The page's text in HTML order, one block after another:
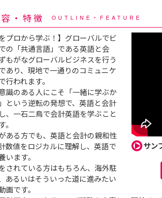
・特徴 OUTLINE・FEATURE
サン
プロから学ぶ！】グローバルでビ
の「共通言語」である英語と会
もがなグローバルビジネスを行う
あり、現地で一通りのコミュニケ
行われます。
識のある人にこそ「一緒に学ぶか
という逆転の発想で、英語と会計
、一石二鳥で会計英語を学ぶこと
ある方でも、英語と会計の親和性
数値をロジカルに理解し、英語で
います。
されている方はもちろん、海外駐
あるいはそういった道に進みたい
画です。